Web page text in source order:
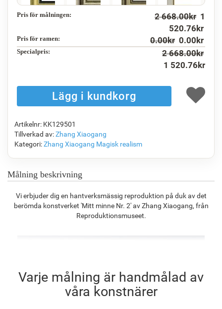
F5130-234 F3013-236
1 058.04kr
F7034-296
1 388.64 kr
F6731-224
1 388.64kr
1 287.95kr 1 000.27kr 1 442.11kr 1 298.16kr
Pris för målningen: 2 668.00kr 1
520.76kr
Pris för ramen: 0.00kr 0.00kr
Specialpris: 2 668.00kr
1 520.76kr
Artikelnr: KK129501
Tillverkad av:Zhang Xiaogang
Kategori:Zhang Xiaogang Magisk realism
Målning beskrivning
Vi erbjuder dig en hantverksmässig reproduktion på duk av det
berömda konstverket 'Mitt minne Nr. 2' av Zhang Xiaogang, från
Reproduktionsmuseet.
Varje målning är handmålad av
våra konstnärer